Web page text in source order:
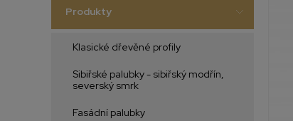
Produkty
Klasické dřevěné profily
Sibiřské palubky - sibiřský modřín,
severský smrk
Fasádní palubky